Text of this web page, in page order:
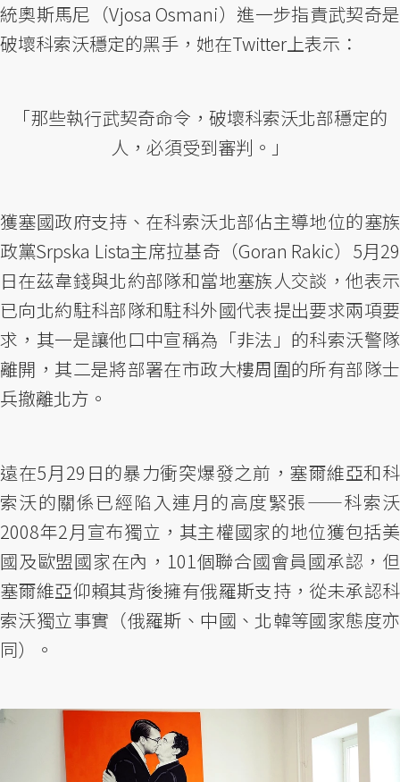
統奧斯馬尼（Vjosa Osmani）進一步指責武契奇是
破壞科索沃穩定的黑手，她在Twitter上表示：
「那些執行武契奇命令，破壞科索沃北部穩定的
人，必須受到審判。」
獲塞國政府支持、在科索沃北部佔主導地位的塞族
政黨Srpska Lista主席拉基奇（Goran Rakic）5月29
日在茲韋錢與北約部隊和當地塞族人交談，他表示
已向北約駐科部隊和駐科外國代表提出要求兩項要
求，其一是讓他口中宣稱為「非法」的科索沃警隊
離開，其二是將部署在市政大樓周圍的所有部隊士
兵撤離北方。
遠在5月29日的暴力衝突爆發之前，塞爾維亞和科
索沃的關係已經陷入連月的高度緊張——科索沃
2008年2月宣布獨立，其主權國家的地位獲包括美
國及歐盟國家在內，101個聯合國會員國承認，但
塞爾維亞仰賴其背後擁有俄羅斯支持，從未承認科
索沃獨立事實（俄羅斯、中國、北韓等國家態度亦
同）。